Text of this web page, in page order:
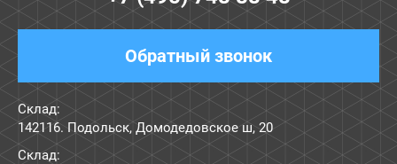
Обратный звонок
Склад:
142116. Подольск, Домодедовское ш, 20
Склад: